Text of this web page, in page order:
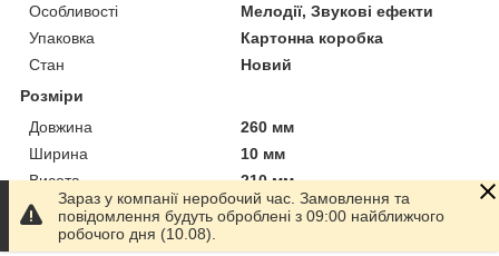
Особливості
Мелодії, Звукові ефекти
Упаковка
Картонна коробка
Стан
Новий
Розміри
Довжина
260 мм
Ширина
10 мм
Висота
210 мм
Вага
400 г
Основні
Зараз у компанії неробочий час. Замовлення та
повідомлення будуть оброблені з 09:00 найближчого
робочого дня (10.08).